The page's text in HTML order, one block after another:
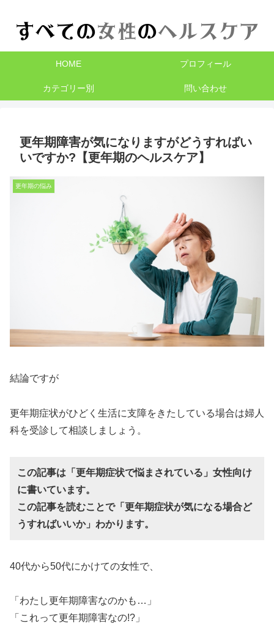
HOME プロフィール
カテゴリー別 問い合わせ
更年期障害が気になりますがどうすればい
いですか?【更年期のヘルスケア】
更年期の悩み
結論ですが
更年期症状がひどく生活に支障をきたしている場合は婦人
科を受診して相談しましょう。
この記事は「更年期症状で悩まされている」女性向け
に書いています。
この記事を読むことで「更年期症状が気になる場合ど
うすればいいか」わかります。
40代から50代にかけての女性で、
「わたし更年期障害なのかも…」
「これって更年期障害なの!?」